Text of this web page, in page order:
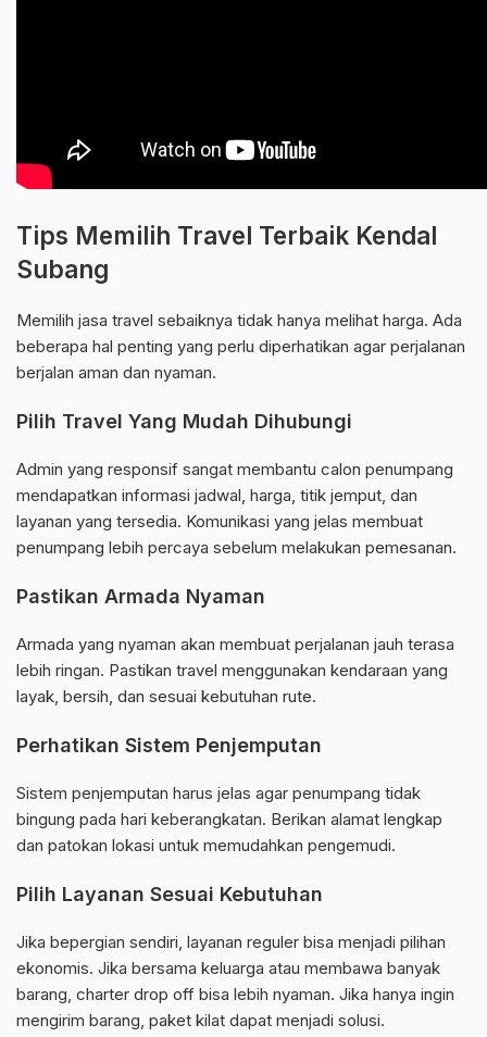
Tips Memilih Travel Terbaik Kendal
Subang
Memilih jasa travel sebaiknya tidak hanya melihat harga. Ada
beberapa hal penting yang perlu diperhatikan agar perjalanan
berjalan aman dan nyaman.
Pilih Travel Yang Mudah Dihubungi
Admin yang responsif sangat membantu calon penumpang
mendapatkan informasi jadwal, harga, titik jemput, dan
layanan yang tersedia. Komunikasi yang jelas membuat
penumpang lebih percaya sebelum melakukan pemesanan.
Pastikan Armada Nyaman
Armada yang nyaman akan membuat perjalanan jauh terasa
lebih ringan. Pastikan travel menggunakan kendaraan yang
layak, bersih, dan sesuai kebutuhan rute.
Perhatikan Sistem Penjemputan
Sistem penjemputan harus jelas agar penumpang tidak
bingung pada hari keberangkatan. Berikan alamat lengkap
dan patokan lokasi untuk memudahkan pengemudi.
Pilih Layanan Sesuai Kebutuhan
Jika bepergian sendiri, layanan reguler bisa menjadi pilihan
ekonomis. Jika bersama keluarga atau membawa banyak
barang, charter drop off bisa lebih nyaman. Jika hanya ingin
mengirim barang, paket kilat dapat menjadi solusi.